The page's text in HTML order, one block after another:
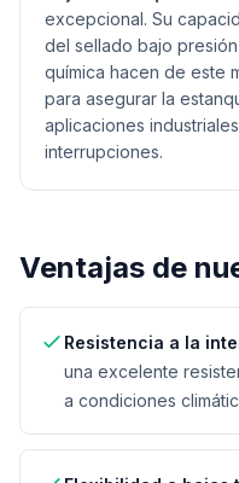
excepcional. Su
del sellado bajo
química hacen de este
para asegurar la
aplicaciones
interrupciones.
Ventajas de
Resistencia a la
una excelente
a condiciones